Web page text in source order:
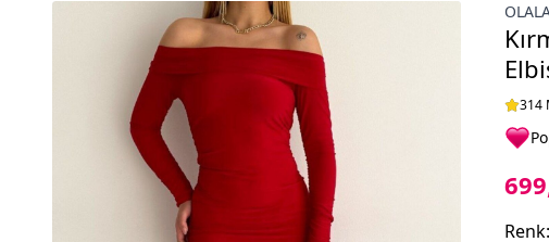
314
Renk: